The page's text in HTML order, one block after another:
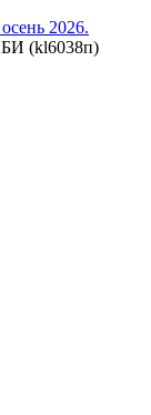
2026.
(kl6038п)